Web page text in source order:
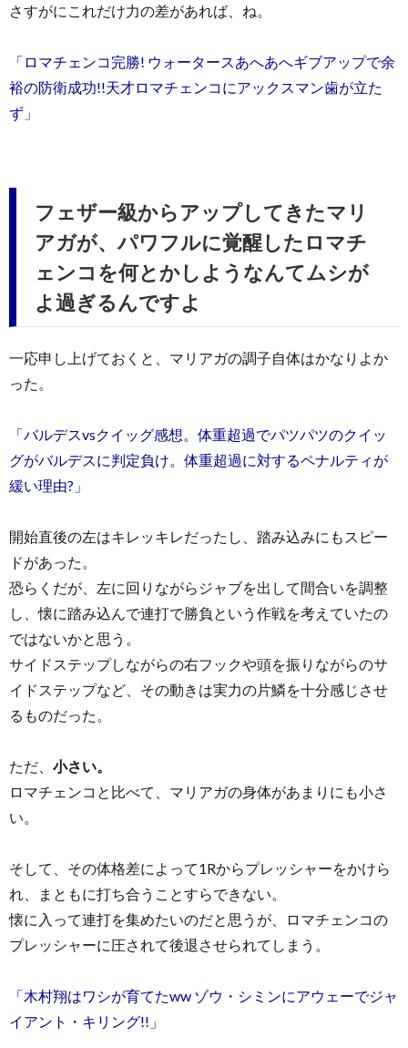
さすがにこれだけ力の差があれば、ね。
「ロマチェンコ完勝! ウォータースあへあへギブアップで余
裕の防衛成功!!天才ロマチェンコにアックスマン歯が立た
ず」
フェザー級からアップしてきたマリ
アガが、パワフルに覚醒したロマチ
ェンコを何とかしようなんてムシが
よ過ぎるんですよ
一応申し上げておくと、マリアガの調子自体はかなりよか
った。
「バルデスvsクイッグ感想。体重超過でパツパツのクイッ
グがバルデスに判定負け。体重超過に対するペナルティが
緩い理由?」
開始直後の左はキレッキレだったし、踏み込みにもスピー
ドがあった。
恐らくだが、左に回りながらジャブを出して間合いを調整
し、懐に踏み込んで連打で勝負という作戦を考えていたの
ではないかと思う。
サイドステップしながらの右フックや頭を振りながらのサ
イドステップなど、その動きは実力の片鱗を十分感じさせ
るものだった。
ただ、 小さい。
ロマチェンコと比べて、マリアガの身体があまりにも小さ
い。
そして、その体格差によって1Rからプレッシャーをかけら
れ、まともに打ち合うことすらできない。
懐に入って連打を集めたいのだと思うが、ロマチェンコの
プレッシャーに圧されて後退させられてしまう。
「木村翔はワシが育てたww ゾウ・シミンにアウェーでジャ
イアント・キリング!!」